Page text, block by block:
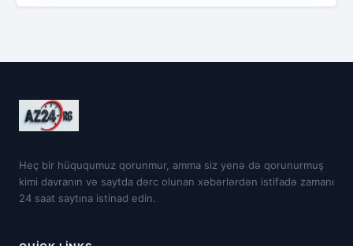
Heç bir hüququmuz qorunmur, amma siz yenə də qorunurmuş
kimi davranın və saytda dərc olunan xəbərlərdən istifadə zamanı
24 saat saytına istinad edin.